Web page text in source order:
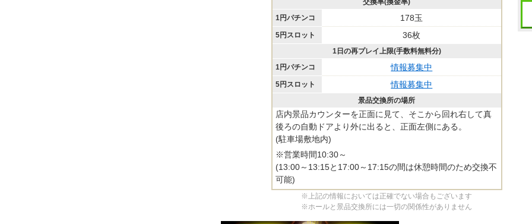
交換率(換金率)
1円パチンコ
178玉
5円スロット 36枚
1日の再プレイ上限(手数料無料分)
1円パチンコ
情報募集中
5円スロット 情報募集中
景品交換所の場所
店内景品カウンターを正面に見て、そこから回れ右して真
後ろの自動ドアより外に出ると、正面左側にある。
(駐車場敷地内)
※営業時間10:30～
(13:00～13:15と17:00～17:15の間は休憩時間のため交換不
可能)
※上記の情報においては正確でない場合もございます
※ホールと景品交換所には一切の関係性がありません